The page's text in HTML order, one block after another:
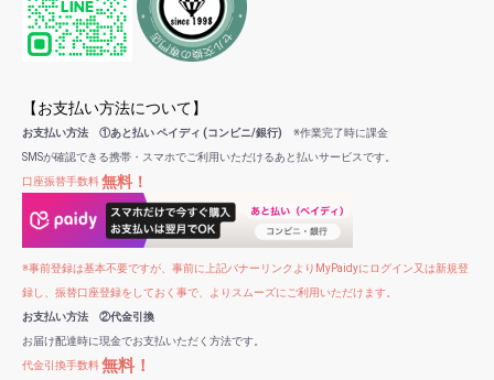
【お支払い方法について】
お支払い方法 ①あと払い ペイディ (コンビニ/銀行) ※作業完了時に課金
SMSが確認できる携帯・スマホでご利用いただけるあと払いサービスです。
口座振替手数料無料！
※事前登録は基本不要ですが、事前に上記バナーリンクよりMyPaidyにログイン又は新規登
録し、振替口座登録をしておく事で、よりスムーズにご利用いただけます。
お支払い方法 ②代金引換
お届け配達時に現金でお支払いただく方法です。
代金引換手数料無料！